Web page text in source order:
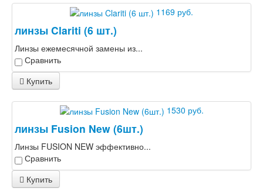
1169 руб.
линзы Clariti (6 шт.)
Линзы ежемесячной замены из...
Сравнить
Купить
1530 руб.
линзы Fusion New (6шт.)
Линзы FUSION NEW эффективно...
Сравнить
Купить